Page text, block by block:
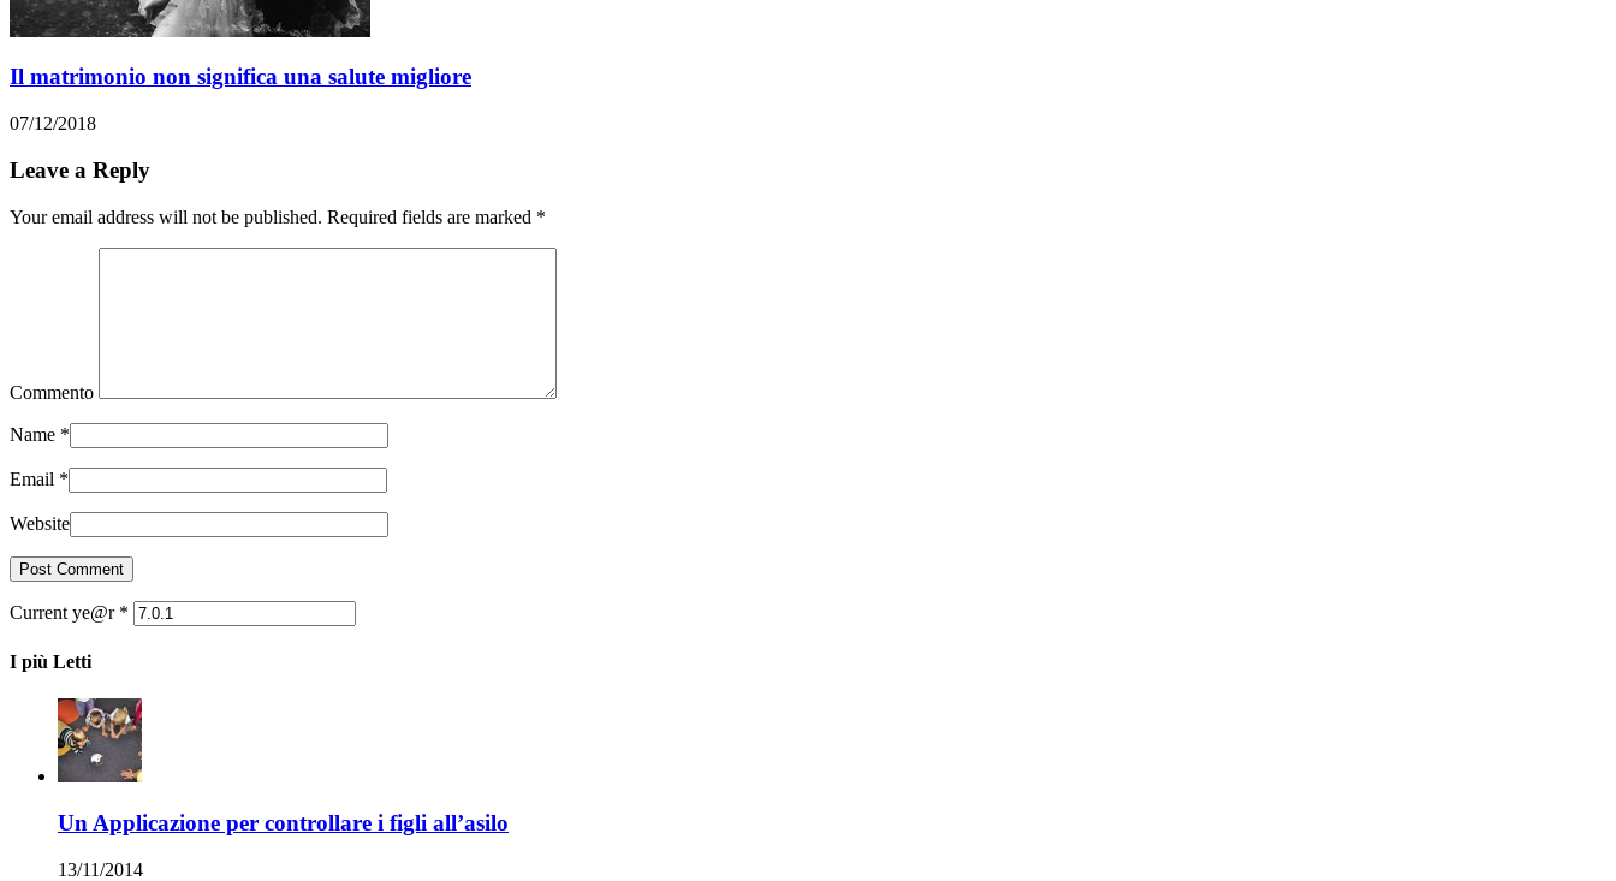
Il matrimonio non significa una salute migliore
07/12/2018
Leave a Reply
Your email address will not be published. Required fields are marked *
Commento
Name *
Email *
Website
Current ye@r *
I più Letti
Un Applicazione per controllare i figli all’asilo
13/11/2014